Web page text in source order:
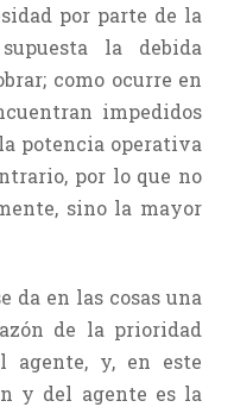
por parte de la
la debida
como ocurre en
impedidos
potencia operativa
por lo que no
sino la mayor
da en las cosas una
de la prioridad
agente, y, en este
y del agente es la